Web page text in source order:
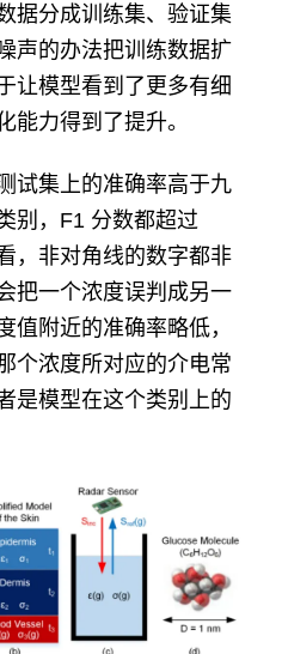
据分成训练集、验证集
声的办法把训练数据扩
让模型看到了更多有细
能力得到了提升。
试集上的准确率高于九
别，F1 分数都超过
，非对角线的数字都非
把一个浓度误判成另一
值附近的准确率略低，
个浓度所对应的介电常
是模型在这个类别上的